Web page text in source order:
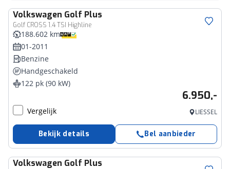
Volkswagen Golf Plus
Golf CROSS 1.4 TSI Highline
188.602 km
01-2011
Benzine
Handgeschakeld
122 pk (90 kW)
6.950,-
Vergelijk LIESSEL
Bekijk details Bel aanbieder
Volkswagen Golf Plus